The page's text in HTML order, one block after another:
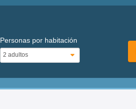
Personas por habitación